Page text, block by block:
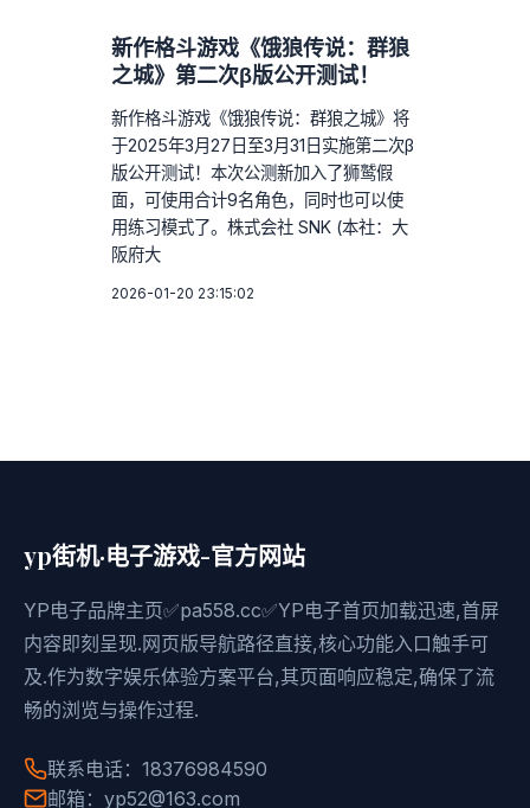
新作格斗游戏《饿狼传说：群狼
之城》第二次β版公开测试！
新作格斗游戏《饿狼传说：群狼之城》将
于2025年3月27日至3月31日实施第二次β
版公开测试！本次公测新加入了狮鹫假
面，可使用合计9名角色，同时也可以使
用练习模式了。株式会社 SNK (本社：大
阪府大
2026-01-20 23:15:02
yp街机·电子游戏-官方网站
YP电子品牌主页✅pa558.cc✅YP电子首页加载迅速,首屏
内容即刻呈现.网页版导航路径直接,核心功能入口触手可
及.作为数字娱乐体验方案平台,其页面响应稳定,确保了流
畅的浏览与操作过程.
联系电话：18376984590
邮箱：yp52@163.com